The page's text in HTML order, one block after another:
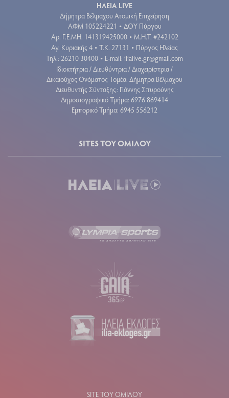
ΗΛΕΙΑ LIVE
Δήμητρα Βέλμαχου Ατομική Επιχείρηση
ΑΦΜ 105224221 • ΔΟΥ Πύργου
Aρ. Γ.Ε.ΜΗ. 141319425000 • Μ.Η.Τ. #242102
Αγ. Κυριακής 4 • Τ.Κ. 27131 • Πύργος Ηλείας
Τηλ.: 26210 30400 • E-mail: ilialive.gr@gmail.com
Ιδιοκτήτρια / Διευθύντρια / Διαχειρίστρια /
Δικαιούχος Ονόματος Τομέα: Δήμητρα Βέλμαχου
Διευθυντής Σύνταξης: Γιάννης Σπυρούνης
Δημοσιογραφικό Τμήμα: 6976 869414
Εμπορικό Τμήμα: 6945 556212
SITES ΤΟΥ ΟΜΙΛΟΥ
SITE ΤΟΥ ΟΜΙΛΟΥ